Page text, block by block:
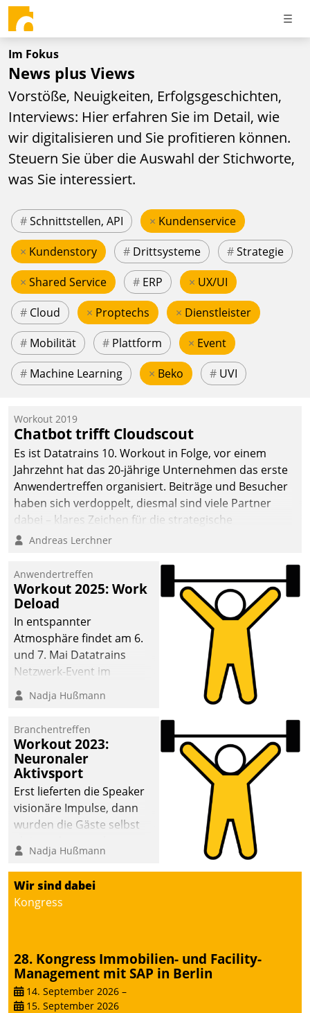
Im Fokus
News plus Views
Vorstöße, Neuigkeiten, Erfolgsgeschichten,
Interviews: Hier erfahren Sie im Detail, wie
wir digitalisieren und Sie profitieren können.
Steuern Sie über die Auswahl der Stichworte,
was Sie interessiert.
#Schnittstellen, API × Kundenservice
× Kundenstory # Drittsysteme #Strategie
× Shared Service # ERP × UX/UI
# Cloud × Proptechs × Dienstleister
# Mobilität # Plattform × Event
# Machine Learning × Beko # UVI
Workout 2019
Chatbot trifft Cloudscout
Es ist Datatrains 10. Workout in Folge, vor einem
Jahrzehnt hat das 20-jährige Unternehmen das erste
Anwendertreffen organisiert. Beiträge und Besucher
haben sich verdoppelt, diesmal sind viele Partner
dabei – klares Zeichen für die strategische
Fokussierung auf den Kunden.
Andreas Lerchner
Anwendertreffen
Workout 2025: Work
Deload
In entspannter
Atmosphäre findet am 6.
und 7. Mai Datatrains
Netzwerk-Event im
Kunden- und Partnerkreis
statt. Zentrale Frage: Wie
Mammutprojekte
meistern und Workloads
wuppen – bei zunehmend
anspruchsvollen
Aufgaben und
abnehmendem
Nadja Hußmann
Branchentreffen
Workout 2023:
Neuronaler
Aktivsport
Erst lieferten die Speaker
visionäre Impulse, dann
wurden die Gäste selbst
methodisch
Vernetzungsideen fürs
Quartier. Dazwischen
zeigte Datatrain, was es
Nadja Hußmann
Wir sind dabei
Kongress
28. Kongress Immobilien- und Facility-
Management mit SAP in Berlin
14. September 2026 –
15. September 2026